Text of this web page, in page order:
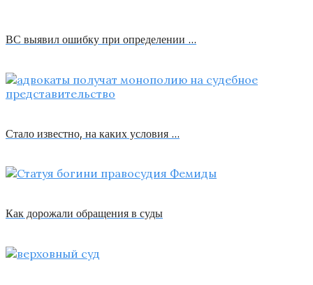
ВС выявил ошибку при определении …
Стало известно, на каких условия …
Как дорожали обращения в суды